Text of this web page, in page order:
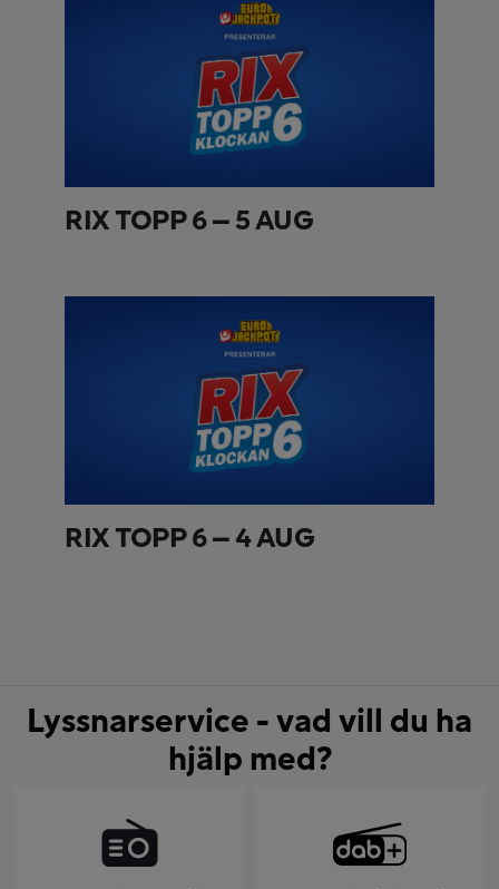
RIX TOPP 6 – 5 AUG
RIX TOPP 6 – 4 AUG
Lyssnarservice - vad vill du ha
hjälp med?